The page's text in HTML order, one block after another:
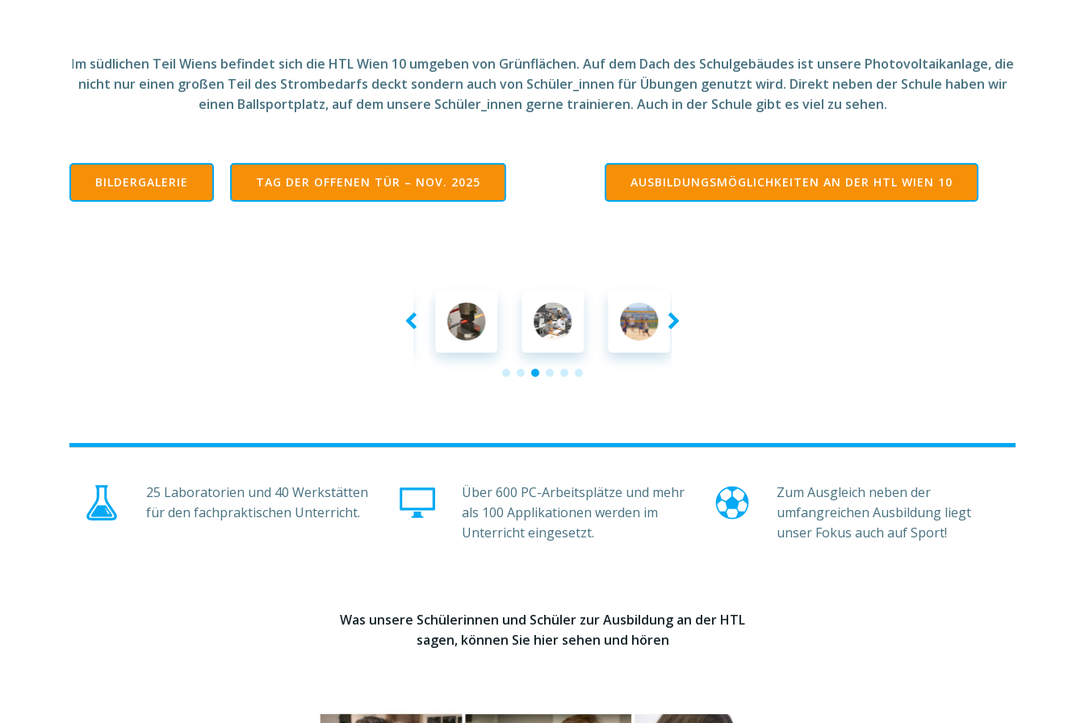
Im südlichen Teil Wiens befindet sich die HTL Wien 10 umgeben von Grünflächen. Auf dem Dach des Schulgebäudes ist unsere Photovoltaikanlage, die
nicht nur einen großen Teil des Strombedarfs deckt sondern auch von Schüler_innen für Übungen genutzt wird. Direkt neben der Schule haben wir
einen Ballsportplatz, auf dem unsere Schüler_innen gerne trainieren. Auch in der Schule gibt es viel zu sehen.
BILDERGALERIE TAG DER OFFENEN TÜR – NOV. 2025 AUSBILDUNGSMÖGLICHKEITEN AN DER HTL WIEN 10
25 Laboratorien und 40 Werkstätten
für den fachpraktischen Unterricht.
Über 600 PC-Arbeitsplätze und mehr
als 100 Applikationen werden im
Unterricht eingesetzt.
Zum Ausgleich neben der
umfangreichen Ausbildung liegt
unser Fokus auch auf Sport!
Was unsere Schülerinnen und Schüler zur Ausbildung an der HTL
sagen, können Sie hier sehen und hören